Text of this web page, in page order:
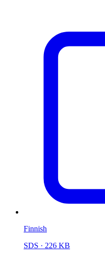
Finnish
SDS · 226 KB